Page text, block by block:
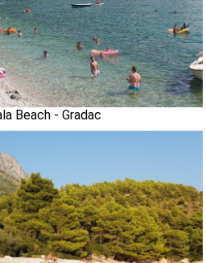
Beach - Gradac